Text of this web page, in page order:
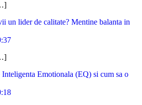
un lider de calitate? Mentine balanta in
Emotionala (EQ) si cum sa o